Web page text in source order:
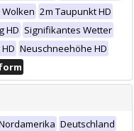
Wolken 2m Taupunkt HD
HD Signifikantes Wetter
Neuschneehöhe HD
Deutschland